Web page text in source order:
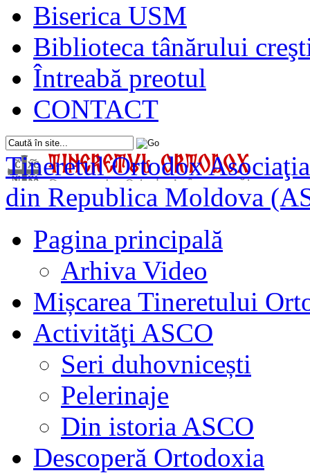
Biserica USM
Biblioteca tânărului
Întreabă preotul
CONTACT
Tineretul Ortodox
din Republica Moldova
Pagina principală
Arhiva Video
Mișcarea Tineretului
Activităţi ASCO
Seri duhovnicești
Pelerinaje
Din istoria ASCO
Descoperă Ortodoxia